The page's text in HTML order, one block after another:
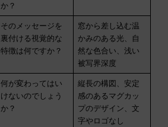
か？
そのメッセージを
裏付ける視覚的な
特徴は何ですか？
窓から差し込む温
かみのある光、自
然な色合い、浅い
被写界深度
何が変わってはい
けないのでしょう
か？
縦長の構図、安定
感のあるマグカッ
プのデザイン、文
字やロゴなし